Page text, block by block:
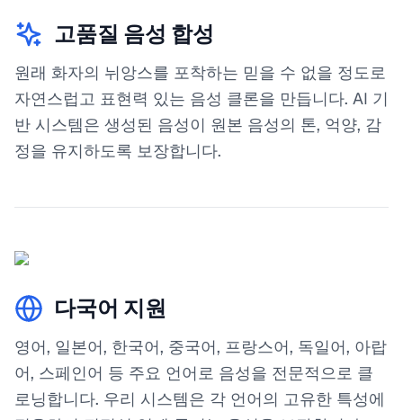
고품질 음성 합성
원래 화자의 뉘앙스를 포착하는 믿을 수 없을 정도로
자연스럽고 표현력 있는 음성 클론을 만듭니다. AI 기
반 시스템은 생성된 음성이 원본 음성의 톤, 억양, 감
정을 유지하도록 보장합니다.
다국어 지원
영어, 일본어, 한국어, 중국어, 프랑스어, 독일어, 아랍
어, 스페인어 등 주요 언어로 음성을 전문적으로 클
로닝합니다. 우리 시스템은 각 언어의 고유한 특성에